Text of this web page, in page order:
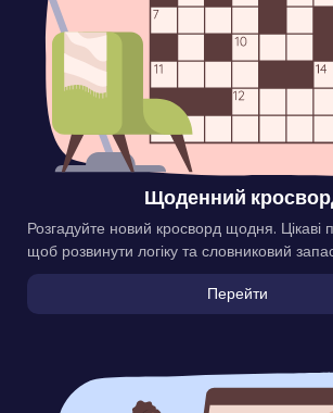
Щоденний
Розгадуйте новий кросворд щодня. Цікаві
щоб розвинути логіку та словниковий
Перейти